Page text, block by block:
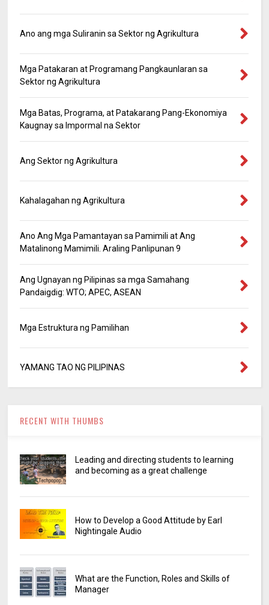
Ano ang mga Suliranin sa Sektor ng Agrikultura
Mga Patakaran at Programang Pangkaunlaran sa
Sektor ng Agrikultura
Mga Batas, Programa, at Patakarang Pang-Ekonomiya
Kaugnay sa Impormal na Sektor
Ang Sektor ng Agrikultura
Kahalagahan ng Agrikultura
Ano Ang Mga Pamantayan sa Pamimili at Ang
Matalinong Mamimili. Araling Panlipunan 9
Ang Ugnayan ng Pilipinas sa mga Samahang
Pandaigdig: WTO; APEC, ASEAN
Mga Estruktura ng Pamilihan
YAMANG TAO NG PILIPINAS
RECENT WITH THUMBS
Leading and directing students to learning
and becoming as a great challenge
How to Develop a Good Attitude by Earl
Nightingale Audio
What are the Function, Roles and Skills of
Manager